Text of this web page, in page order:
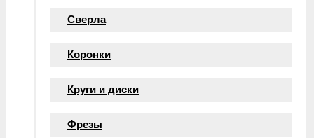
Сверла
Коронки
Круги и диски
Фрезы